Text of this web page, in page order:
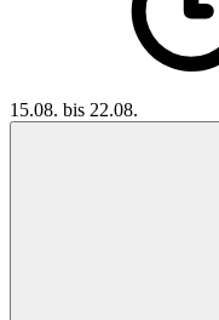
15.08. bis 22.08.